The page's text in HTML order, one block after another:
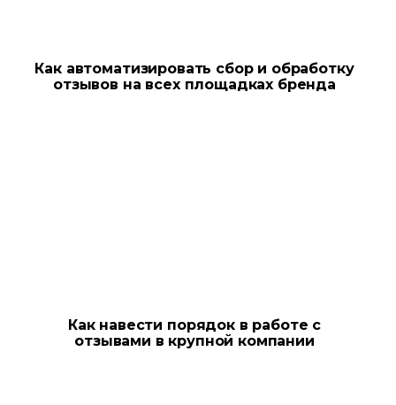
Как автоматизировать сбор и обработку
отзывов на всех площадках бренда
Как навести порядок в работе с
отзывами в крупной компании